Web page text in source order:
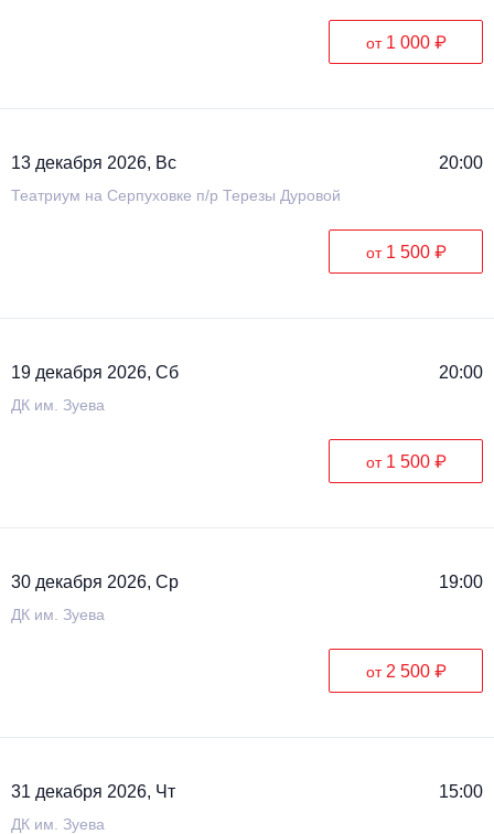
от 1 000 ₽
13 декабря 2026, Вс 20:00
Театриум на Серпуховке п/р Терезы Дуровой
от 1 500 ₽
19 декабря 2026, Сб 20:00
ДК им. Зуева
от 1 500 ₽
30 декабря 2026, Ср 19:00
ДК им. Зуева
от 2 500 ₽
31 декабря 2026, Чт 15:00
ДК им. Зуева